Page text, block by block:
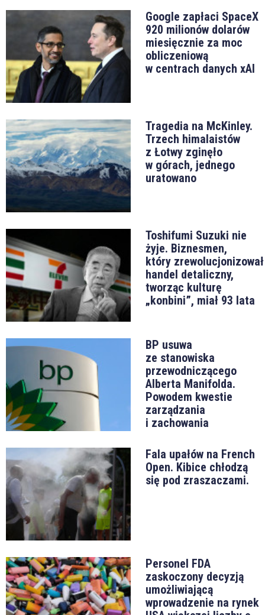
Google zapłaci SpaceX
920 milionów dolarów
miesięcznie za moc
obliczeniową
w centrach danych xAI
Tragedia na McKinley.
Trzech himalaistów
z Łotwy zginęło
w górach, jednego
uratowano
Toshifumi Suzuki nie
żyje. Biznesmen,
który zrewolucjonizował
handel detaliczny,
tworząc kulturę
„konbini”, miał 93 lata
BP usuwa
ze stanowiska
przewodniczącego
Alberta Manifolda.
Powodem kwestie
zarządzania
i zachowania
Fala upałów na French
Open. Kibice chłodzą
się pod zraszaczami.
Personel FDA
zaskoczony decyzją
umożliwiającą
wprowadzenie na rynek